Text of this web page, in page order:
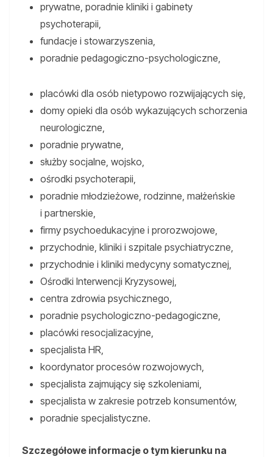
prywatne, poradnie kliniki i gabinety
psychoterapii,
fundacje i stowarzyszenia,
poradnie pedagogiczno-psychologiczne,
placówki dla osób nietypowo rozwijających się,
domy opieki dla osób wykazujących schorzenia
neurologiczne,
poradnie prywatne,
służby socjalne, wojsko,
ośrodki psychoterapii,
poradnie młodzieżowe, rodzinne, małżeńskie
i partnerskie,
firmy psychoedukacyjne i prorozwojowe,
przychodnie, kliniki i szpitale psychiatryczne,
przychodnie i kliniki medycyny somatycznej,
Ośrodki Interwencji Kryzysowej,
centra zdrowia psychicznego,
poradnie psychologiczno-pedagogiczne,
placówki resocjalizacyjne,
specjalista HR,
koordynator procesów rozwojowych,
specjalista zajmujący się szkoleniami,
specjalista w zakresie potrzeb konsumentów,
poradnie specjalistyczne.
Szczegółowe informacje o tym kierunku na